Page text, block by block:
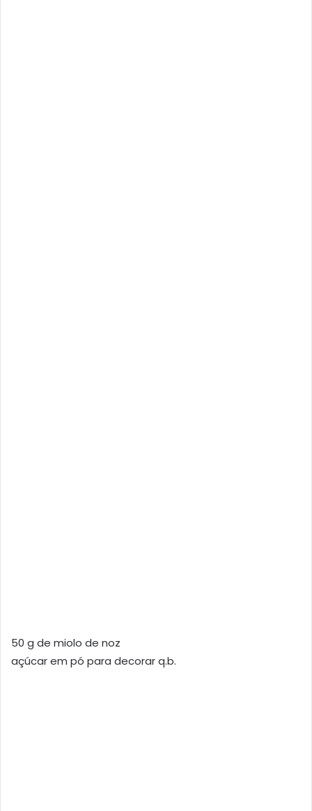
50 g de miolo de noz
açúcar em pó para decorar q.b.